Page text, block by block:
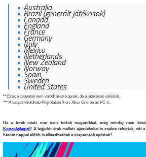
Australia
Brazil (generált játékosok)
Canada
England
France
Germany
Italy
Mexico
Netherlands
New Zealand
Norway
Spain
Sweden
United States
** Ezek a csapatok nem valódi mezt kapnak, de a játékosok valódiak.
*** A csapat feloldható PlayStation 4-en, Xbox One-on és PC-n.
Ha a hírek miatt már nem bírtok magatokkal, még mindig nem
Konzolvilágtól ! A legjobb árak mellett ajándékokat is zsebre tehettek, sőt a
három nappal előbb is elkezdhetitek a csapatotok építését!